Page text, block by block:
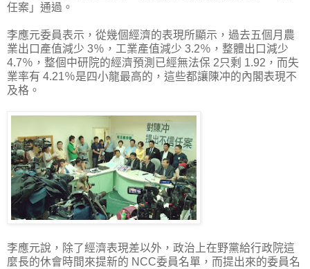
任案」通過。
李應元委員表示，從幾個經濟的表現所顯示，過去五個月農
業出口產值減少 3％，工業產值減少 3.2％，整體出口減少
4.7％，整個中研院的經濟預測已經無法保 2只剩 1.92，而失
業率有 4.21％是四小龍最高的，這些都讓陳冲的內閣表現不
及格。
李應元說，除了經濟表現差以外，政治上在野黨給行政院這
麼長的休會時間來提新的 NCC委員名單，而提出來的委員名